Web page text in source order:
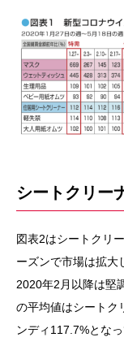
シートクリー
図表2はシートクリ
ーズンで市場は拡大
2020年2月以降は堅
の平均値はシートク
ンディ117.7%とな